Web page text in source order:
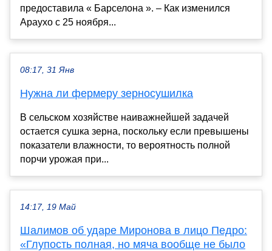
предоставила « Барселона ». – Как изменился
Араухо с 25 ноября...
08:17, 31 Янв
Нужна ли фермеру зерносушилка
В сельском хозяйстве наиважнейшей задачей
остается сушка зерна, поскольку если превышены
показатели влажности, то вероятность полной
порчи урожая при...
14:17, 19 Май
Шалимов об ударе Миронова в лицо Педро:
«Глупость полная, но мяча вообще не было